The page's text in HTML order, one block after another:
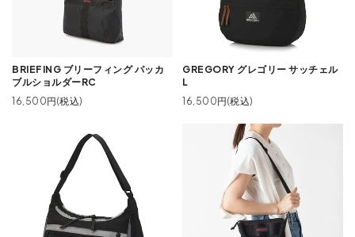
BRIEFING ブリーフィング パッカ
ブルショルダーRC
16,500円(税込)
GREGORY グレゴリー サッチェル
L
16,500円(税込)